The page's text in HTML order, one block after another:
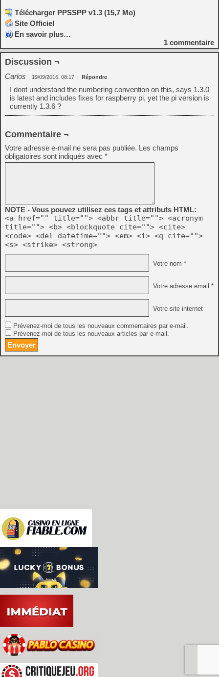
Télécharger PPSSPP v1.3 (15,7 Mo)
Site Officiel
En savoir plus…
1 commentaire
Discussion ¬
Carlos 19/09/2016, 08:17 Répondre
I dont understand the numbering convention on this, says 1.3.0
is latest and includes fixes for raspberry pi, yet the pi version is
currently 1.3.6 ?
Commentaire ¬
Votre adresse e-mail ne sera pas publiée. Les champs
obligatoires sont indiqués avec *
NOTE - Vous pouvez utilisez ces tags et attributs HTML:
<a href="" title=""> <abbr title=""> <acronym
title=""> <b> <blockquote cite=""> <cite>
<code> <del datetime=""> <em> <i> <q cite="">
<s> <strike> <strong>
Votre nom *
Votre adresse email *
Votre site internet
Prévenez-moi de tous les nouveaux commentaires par e-mail.
Prévenez-moi de tous les nouveaux articles par e-mail.